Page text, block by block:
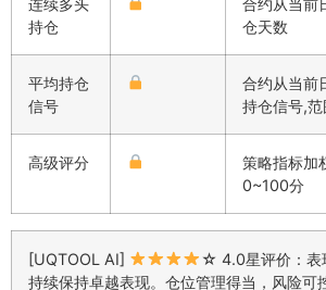
持仓
仓天数
平均持仓
信号
合约从当前
持仓信号,
高级评分
策略指标加
0~100分
[UQTOOL AI]
☆ 4.0星评价：表
持续保持卓越表现。仓位管理得当，风险可